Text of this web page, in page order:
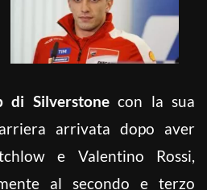
di Silverstonecon la sua
arrivata dopo aver
e Valentino Rossi,
al secondo e terzo